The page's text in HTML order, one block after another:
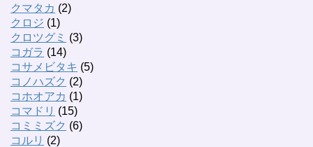
クマタカ (2)
クロジ (1)
クロツグミ (3)
コガラ (14)
コサメビタキ (5)
コノハズク (2)
コホオアカ (1)
コマドリ (15)
コミミズク (6)
コルリ (2)